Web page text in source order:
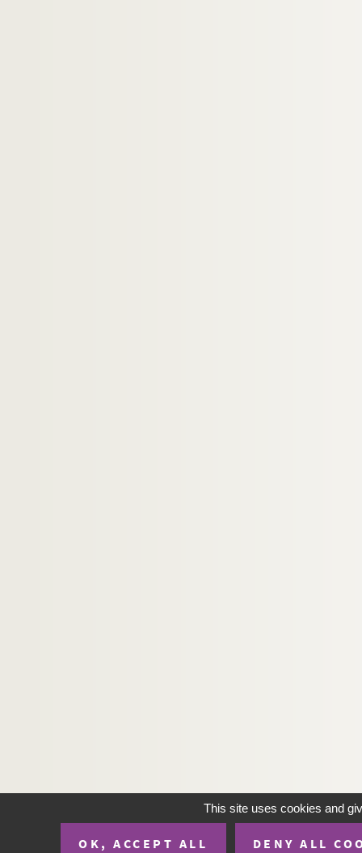
This site uses cookies and
OK, ACCEPT ALL DENY ALL